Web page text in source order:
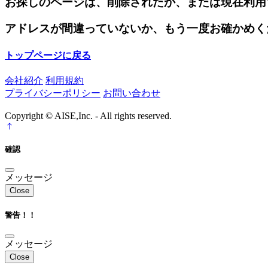
アドレスが間違っていないか、もう一度お確かめ
トップページに戻る
会社紹介 利用規約
プライバシーポリシー お問い合わせ
Copyright © AISE,Inc. - All rights reserved.
確認
メッセージ
Close
警告！！
メッセージ
Close